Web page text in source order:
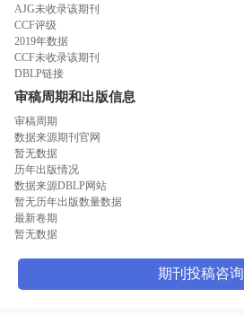
AJG未收录该期刊
CCF评级
2019年数据
CCF未收录该期刊
DBLP链接
审稿周期和出版信息
审稿周期
数据来源期刊官网
暂无数据
历年出版情况
数据来源DBLP网站
暂无历年出版数量数据
最新卷期
暂无数据
期刊投稿咨询